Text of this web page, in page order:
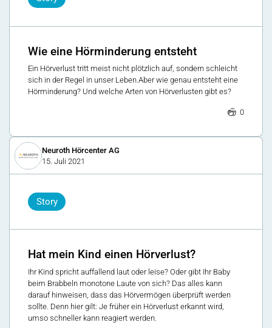
Wie eine Hörminderung entsteht
Ein Hörverlust tritt meist nicht plötzlich auf, sondern schleicht
sich in der Regel in unser Leben.Aber wie genau entsteht eine
Hörminderung? Und welche Arten von Hörverlusten gibt es?
0
Neuroth Hörcenter AG
15. Juli 2021
Story
Hat mein Kind einen Hörverlust?
Ihr Kind spricht auffallend laut oder leise? Oder gibt Ihr Baby
beim Brabbeln monotone Laute von sich? Das alles kann
darauf hinweisen, dass das Hörvermögen überprüft werden
sollte. Denn hier gilt: Je früher ein Hörverlust erkannt wird,
umso schneller kann reagiert werden.